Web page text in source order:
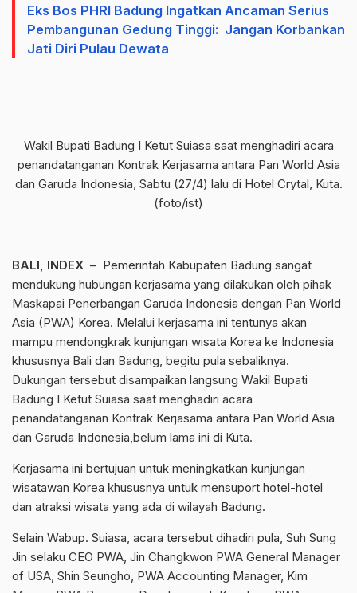
Eks Bos PHRI Badung Ingatkan Ancaman Serius
Pembangunan Gedung Tinggi: Jangan Korbankan
Jati Diri Pulau Dewata
Wakil Bupati Badung I Ketut Suiasa saat menghadiri acara
penandatanganan Kontrak Kerjasama antara Pan World Asia
dan Garuda Indonesia, Sabtu (27/4) lalu di Hotel Crytal, Kuta.
(foto/ist)
BALI, INDEX – Pemerintah Kabupaten Badung sangat
mendukung hubungan kerjasama yang dilakukan oleh pihak
Maskapai Penerbangan Garuda Indonesia dengan Pan World
Asia (PWA) Korea. Melalui kerjasama ini tentunya akan
mampu mendongkrak kunjungan wisata Korea ke Indonesia
khususnya Bali dan Badung, begitu pula sebaliknya.
Dukungan tersebut disampaikan langsung Wakil Bupati
Badung I Ketut Suiasa saat menghadiri acara
penandatanganan Kontrak Kerjasama antara Pan World Asia
dan Garuda Indonesia,belum lama ini di Kuta.
Kerjasama ini bertujuan untuk meningkatkan kunjungan
wisatawan Korea khususnya untuk mensuport hotel-hotel
dan atraksi wisata yang ada di wilayah Badung.
Selain Wabup. Suiasa, acara tersebut dihadiri pula, Suh Sung
Jin selaku CEO PWA, Jin Changkwon PWA General Manager
of USA, Shin Seungho, PWA Accounting Manager, Kim